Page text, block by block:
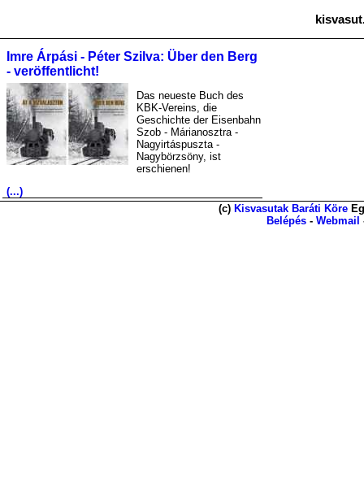
Imre Árpási - Péter Szilva: Über den Berg
- veröffentlicht!
Das neueste Buch des
KBK-Vereins, die
Geschichte der Eisenbahn
Szob - Márianosztra -
Nagyirtáspuszta -
Nagybörzsöny, ist
erschienen!
(...)
(c) Kisvasutak Baráti Köre
Belépés - Webmail